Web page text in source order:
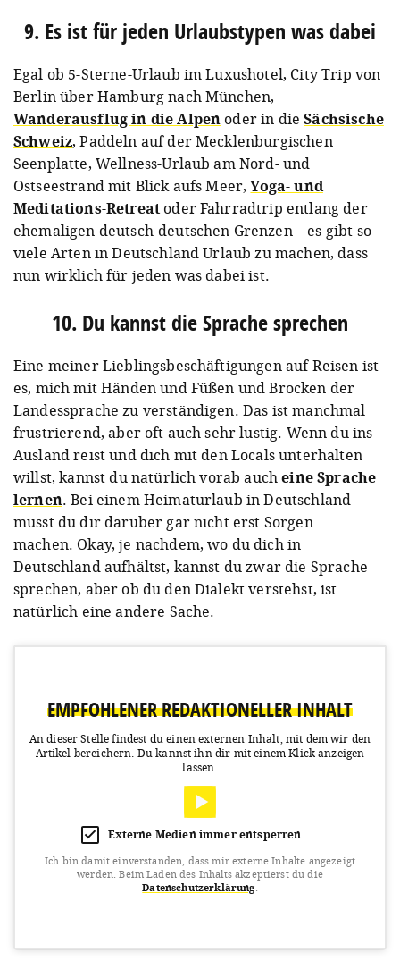
9. Es ist für jeden Urlaubstypen was dabei
Egal ob 5-Sterne-Urlaub im Luxushotel, City Trip von
Berlin über Hamburg nach München,
Wanderausflug in die Alpen oder in dieSächsische
Schweiz, Paddeln auf der Mecklenburgischen
Seenplatte, Wellness-Urlaub am Nord- und
Ostseestrand mit Blick aufs Meer,Yoga- und
Meditations-Retreatoder Fahrradtrip entlang der
ehemaligen deutsch-deutschen Grenzen – es gibt so
viele Arten in Deutschland Urlaub zu machen, dass
nun wirklich für jeden was dabei ist.
10. Du kannst die Sprache sprechen
Eine meiner Lieblingsbeschäftigungen auf Reisen ist
es, mich mit Händen und Füßen und Brocken der
Landessprache zu verständigen. Das ist manchmal
frustrierend, aber oft auch sehr lustig. Wenn du ins
Ausland reist und dich mit den Locals unterhalten
willst, kannst du natürlich vorab aucheine Sprache
lernen. Bei einem Heimaturlaub in Deutschland
musst du dir darüber gar nicht erst Sorgen
machen. Okay, je nachdem, wo du dich in
Deutschland aufhältst, kannst du zwar die Sprache
sprechen, aber ob du den Dialekt verstehst, ist
natürlich eine andere Sache.
EMPFOHLENER REDAKTIONELLER INHALT
An dieser Stelle findest du einen externen Inhalt, mit dem wir den
Artikel bereichern. Du kannst ihn dir mit einem Klick anzeigen
lassen.
Externe Medien immer entsperren
Ich bin damit einverstanden, dass mir externe Inhalte angezeigt
werden. Beim Laden des Inhalts akzeptierst du die
Datenschutzerklärung